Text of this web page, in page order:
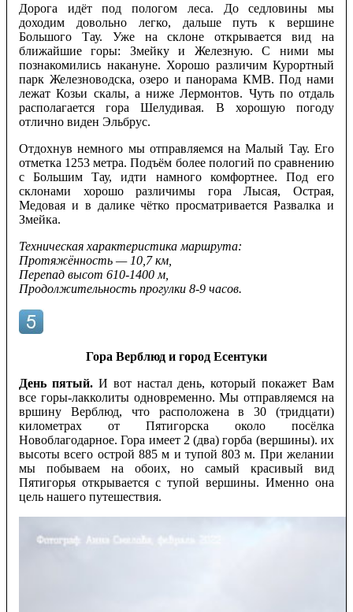
Дорога идёт под пологом леса. До седловины мы
доходим довольно легко, дальше путь к вершине
Большого Тау. Уже на склоне открывается вид на
ближайшие горы: Змейку и Железную. С ними мы
познакомились накануне. Хорошо различим Курортный
парк Железноводска, озеро и панорама КМВ. Под нами
лежат Козьи скалы, а ниже Лермонтов. Чуть по отдаль
располагается гора Шелудивая. В хорошую погоду
отлично виден Эльбрус.
Отдохнув немного мы отправляемся на Малый Тау. Его
отметка 1253 метра. Подъём более пологий по сравнению
с Большим Тау, идти намного комфортнее. Под его
склонами хорошо различимы гора Лысая, Острая,
Медовая и в далике чётко просматривается Развалка и
Змейка.
Техническая характеристика маршрута:
Протяжённость — 10,7 км,
Перепад высот 610-1400 м,
Продолжительность прогулки 8-9 часов.
Гора Верблюд и город Есентуки
День пятый.И вот настал день, который покажет Вам
все горы-лакколиты одновременно. Мы отправляемся на
вршину Верблюд, что расположена в 30 (тридцати)
километрах от Пятигорска около посёлка
Новоблагодарное. Гора имеет 2 (два) горба (вершины). их
высоты всего острой 885 м и тупой 803 м. При желании
мы побываем на обоих, но самый красивый вид
Пятигорья открывается с тупой вершины. Именно она
цель нашего путешествия.